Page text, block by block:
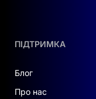
ПІДТРИМКА
Блог
Про нас